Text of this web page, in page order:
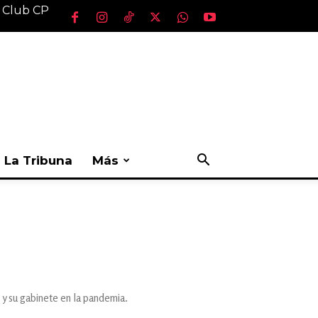
CP
La Tribuna Más
su gabinete en la pandemia.